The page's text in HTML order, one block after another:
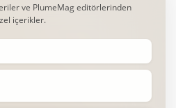
ve PlumeMag editörlerinden
içerikler.